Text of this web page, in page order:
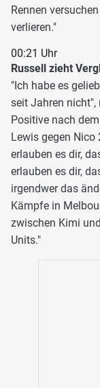
Rennen
verlieren."
00:21 Uhr
Russell zieht
"Ich habe es
seit Jahren nicht",
Positive nach
Lewis gegen Nico
erlauben es dir,
erlauben es dir,
irgendwer das
Kämpfe in
zwischen Kimi
Units."